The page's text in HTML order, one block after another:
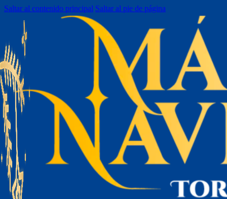
Saltar al contenido principal Saltar al pie de página